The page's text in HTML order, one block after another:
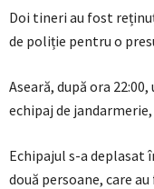
Doi tineri au fost
de poliție pentru o
Aseară, după ora
echipaj de
Echipajul s-a deplasat
două persoane, care